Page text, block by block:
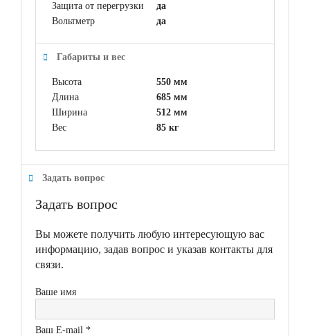
Защита от перегрузки
да
Вольтметр
да
Габариты и вес
Высота
550 мм
Длина
685 мм
Ширина
512 мм
Вес
85 кг
Задать вопрос
Задать вопрос
Вы можете получить любую интересующую вас
информацию, задав вопрос и указав контакты для
связи.
Ваше имя
Ваш E-mail *